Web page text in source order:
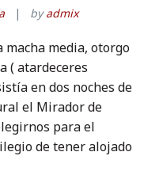
byadmix
macha media, otorgo
( atardeceres
en dos noches de
el Mirador de
para el
de tener alojado